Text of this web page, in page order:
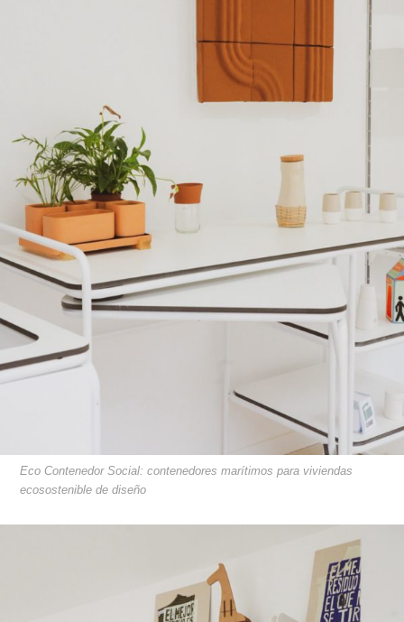
Eco Contenedor Social: contenedores marítimos para viviendas
ecosostenible de diseño